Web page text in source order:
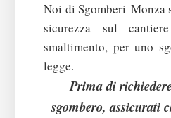
Noi di Sgomberi Monza
sicurezza sul
smaltimento, per uno
legge.
Prima di
sgombero, assicurati